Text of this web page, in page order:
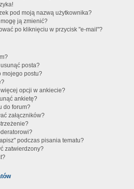
pod moją nazwą użytkownika?
ją zmienić?
po kliknięciu w przycisk "e-mail"?
posta?
mojego postu?
opcji w ankiecie?
ankietę?
do forum?
załączników?
podczas pisania tematu?
zatwierdzony?